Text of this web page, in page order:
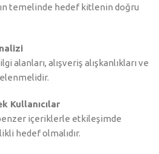
temelinde hedef kitlenin doğru
alanları, alışveriş alışkanlıkları ve
Kullanıcılar
içeriklerle etkileşimde
hedef olmalıdır.